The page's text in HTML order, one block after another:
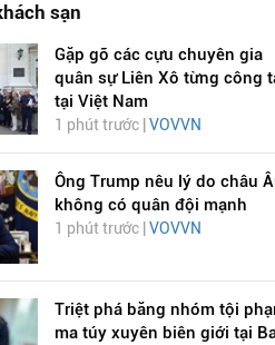
sạn
Gặp gỡ các cựu chuyên gia
quân sự Liên Xô từng công
tại Việt Nam
1 phút trước | VOVVN
Ông Trump nêu lý do châu
không có quân đội mạnh
1 phút trước | VOVVN
Triệt phá băng nhóm tội
ma túy xuyên biên giới tại